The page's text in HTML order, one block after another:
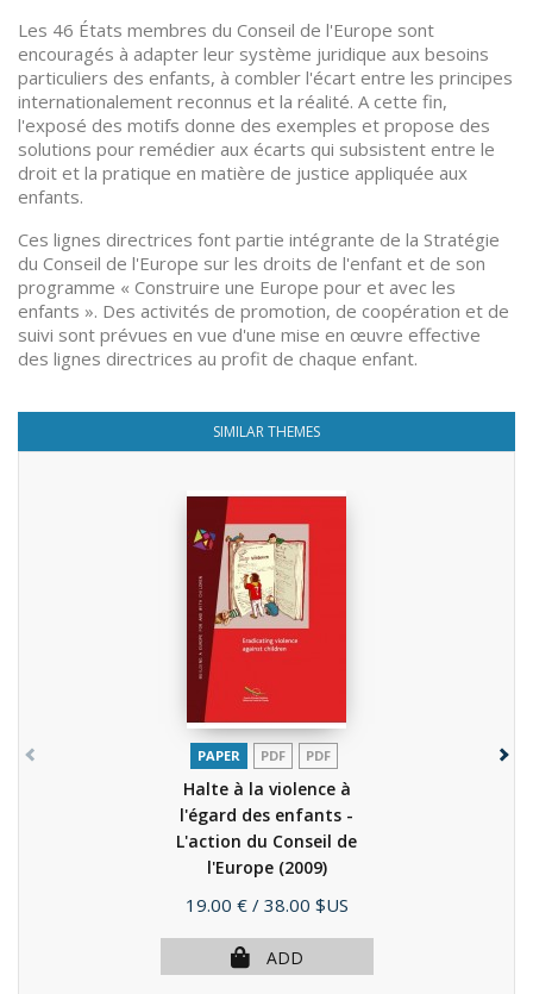
Les 46 États membres du Conseil de l'Europe sont
encouragés à adapter leur système juridique aux besoins
particuliers des enfants, à combler l'écart entre les principes
internationalement reconnus et la réalité. A cette fin,
l'exposé des motifs donne des exemples et propose des
solutions pour remédier aux écarts qui subsistent entre le
droit et la pratique en matière de justice appliquée aux
enfants.
Ces lignes directrices font partie intégrante de la Stratégie
du Conseil de l'Europe sur les droits de l'enfant et de son
programme « Construire une Europe pour et avec les
enfants ». Des activités de promotion, de coopération et de
suivi sont prévues en vue d'une mise en œuvre effective
des lignes directrices au profit de chaque enfant.
SIMILAR THEMES
PAPER PDF PDF
Halte à la violence à
l'égard des enfants -
L'action du Conseil de
l'Europe (2009)
Price
19.00 € / 38.00 $US
ADD